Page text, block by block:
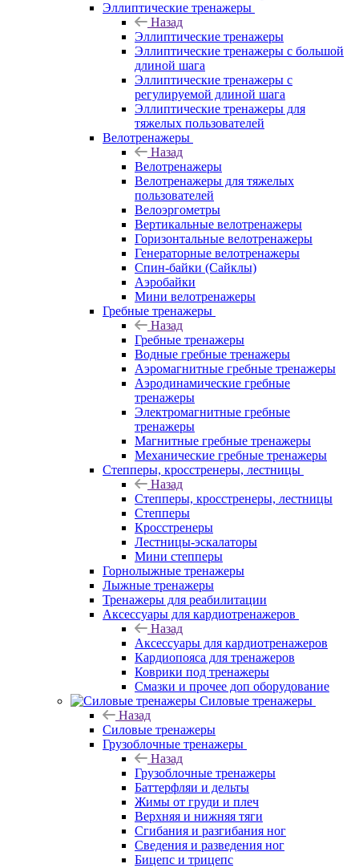
Эллиптические тренажеры
Назад
Эллиптические тренажеры
Эллиптические тренажеры с большой
длиной шага
Эллиптические тренажеры с
регулируемой длиной шага
Эллиптические тренажеры для
тяжелых пользователей
Велотренажеры
Назад
Велотренажеры
Велотренажеры для тяжелых
пользователей
Велоэргометры
Вертикальные велотренажеры
Горизонтальные велотренажеры
Генераторные велотренажеры
Спин-байки (Сайклы)
Аэробайки
Мини велотренажеры
Гребные тренажеры
Назад
Гребные тренажеры
Водные гребные тренажеры
Аэромагнитные гребные тренажеры
Аэродинамические гребные
тренажеры
Электромагнитные гребные
тренажеры
Магнитные гребные тренажеры
Механические гребные тренажеры
Степперы, кросстренеры, лестницы
Назад
Степперы, кросстренеры, лестницы
Степперы
Кросстренеры
Лестницы-эскалаторы
Мини степперы
Горнолыжные тренажеры
Лыжные тренажеры
Тренажеры для реабилитации
Аксессуары для кардиотренажеров
Назад
Аксессуары для кардиотренажеров
Кардиопояса для тренажеров
Коврики под тренажеры
Смазки и прочее доп оборудование
Силовые тренажеры
Назад
Силовые тренажеры
Грузоблочные тренажеры
Назад
Грузоблочные тренажеры
Баттерфляи и дельты
Жимы от груди и плеч
Верхняя и нижняя тяги
Сгибания и разгибания ног
Сведения и разведения ног
Бицепс и трицепс